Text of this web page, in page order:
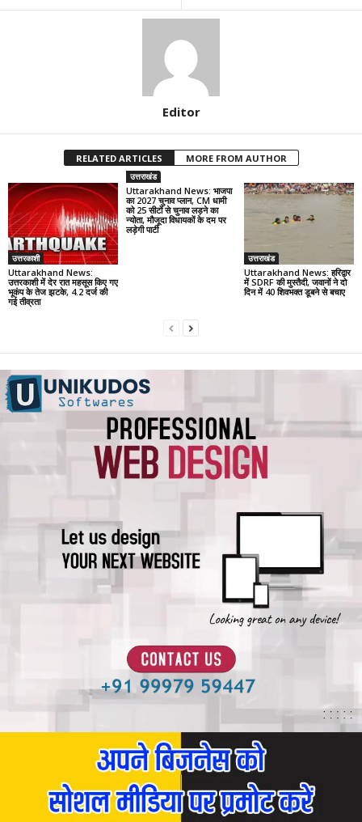
Editor
RELATED ARTICLES MORE FROM AUTHOR
उत्तरकाशी
Uttarakhand News:
उत्तरकाशी में देर रात महसूस किए गए
भूकंप के तेज झटके, 4.2 दर्ज की
गई तीव्रता
उत्तराखंड
Uttarakhand News: भाजपा
का 2027 चुनाव प्लान, CM धामी
को 25 सीटों से चुनाव लड़ने का
न्योता, मौजूदा विधायकों के दम पर
लड़ेगी पार्टी
उत्तराखंड
Uttarakhand News: हरिद्वार
में SDRF की मुस्तैदी, जवानों ने दो
दिन में 40 शिवभक्त डूबने से बचाए